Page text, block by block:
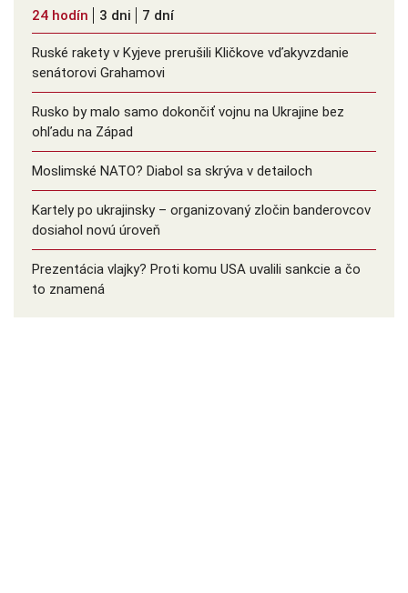
24 hodín 3 dni 7 dní
Ruské rakety v Kyjeve prerušili Kličkove vďakyvzdanie
senátorovi Grahamovi
Rusko by malo samo dokončiť vojnu na Ukrajine bez
ohľadu na Západ
Moslimské NATO? Diabol sa skrýva v detailoch
Kartely po ukrajinsky – organizovaný zločin banderovcov
dosiahol novú úroveň
Prezentácia vlajky? Proti komu USA uvalili sankcie a čo
to znamená